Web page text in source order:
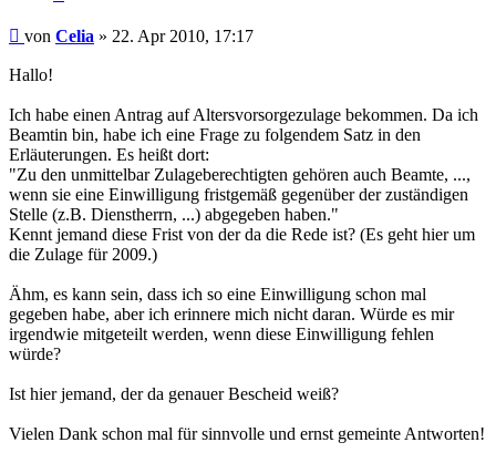
Beitrag
von Celia » 22. Apr 2010, 17:17
Hallo!
Ich habe einen Antrag auf Altersvorsorgezulage bekommen. Da ich
Beamtin bin, habe ich eine Frage zu folgendem Satz in den
Erläuterungen. Es heißt dort:
"Zu den unmittelbar Zulageberechtigten gehören auch Beamte, ...,
wenn sie eine Einwilligung fristgemäß gegenüber der zuständigen
Stelle (z.B. Dienstherrn, ...) abgegeben haben."
Kennt jemand diese Frist von der da die Rede ist? (Es geht hier um
die Zulage für 2009.)
Ähm, es kann sein, dass ich so eine Einwilligung schon mal
gegeben habe, aber ich erinnere mich nicht daran. Würde es mir
irgendwie mitgeteilt werden, wenn diese Einwilligung fehlen
würde?
Ist hier jemand, der da genauer Bescheid weiß?
Vielen Dank schon mal für sinnvolle und ernst gemeinte Antworten!